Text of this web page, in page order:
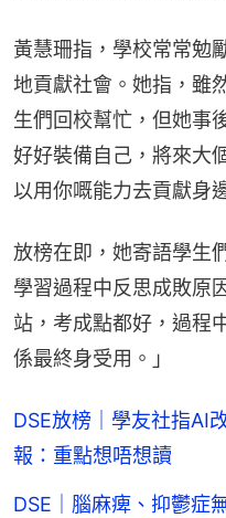
黃慧珊指，學校常常勉
地貢獻社會。她指，雖
生們回校幫忙，但她事
好好裝備自己，將來大
以用你嘅能力去貢獻身
放榜在即，她寄語學生
學習過程中反思成敗原
站，考成點都好，過程
係最終身受用。」
DSE放榜｜學友社指AI
報：重點想唔想讀
DSE｜腦麻痺、抑鬱